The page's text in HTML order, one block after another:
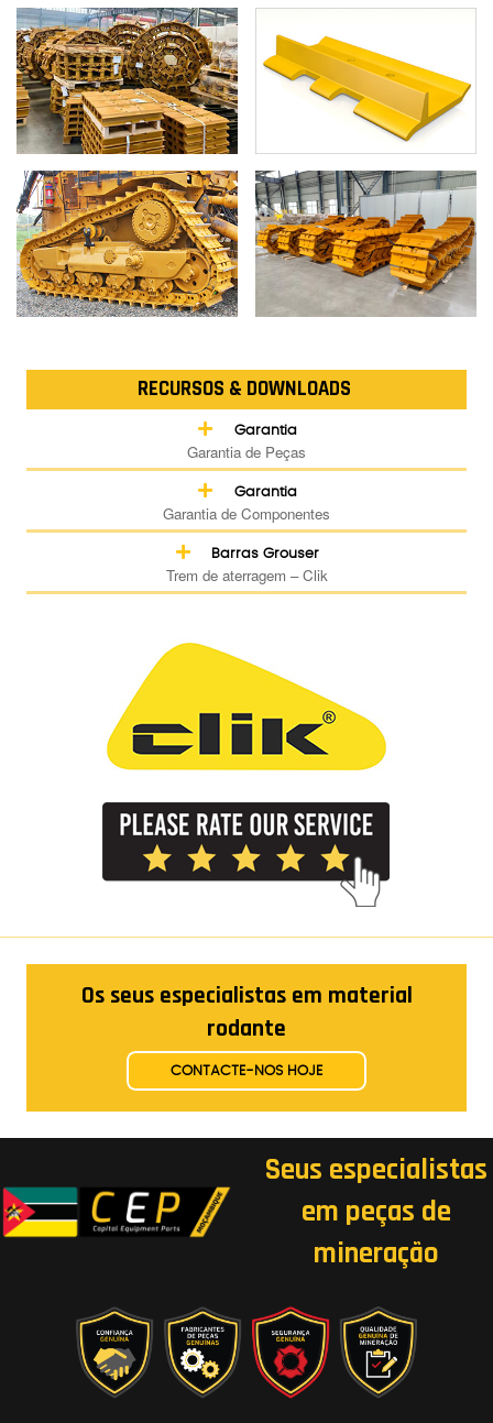
RECURSOS & DOWNLOADS
Garantia
Garantia de Peças
Garantia
Garantia de Componentes
Barras Grouser
Trem de aterragem – Clik
Os seus especialistas em material
rodante
CONTACTE-NOS HOJE
Seus especialistas
em peças de
mineração